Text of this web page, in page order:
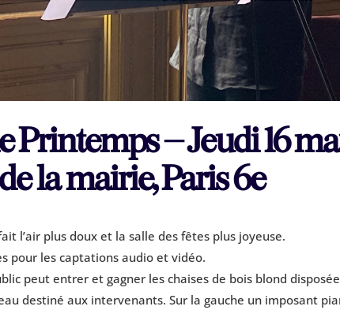
– Jeudi 16
la mairie, Paris 6e
l’air plus doux et la salle des fêtes plus joyeuse.
pour les captations audio et vidéo.
peut entrer et gagner les chaises de bois blond
destiné aux intervenants. Sur la gauche un imposant